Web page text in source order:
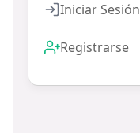
Iniciar Sesión
Registrarse